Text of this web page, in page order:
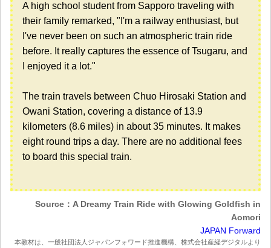
A high school student from Sapporo traveling with
their family remarked, "I'm a railway enthusiast, but
I've never been on such an atmospheric train ride
before. It really captures the essence of Tsugaru, and
I enjoyed it a lot."
The train travels between Chuo Hirosaki Station and
Owani Station, covering a distance of 13.9
kilometers (8.6 miles) in about 35 minutes. It makes
eight round trips a day. There are no additional fees
to board this special train.
Source：A Dreamy Train Ride with Glowing Goldfish in
Aomori
JAPAN Forward
本教材は、一般社団法人ジャパンフォワード推進機構、株式会社産経デジタルより